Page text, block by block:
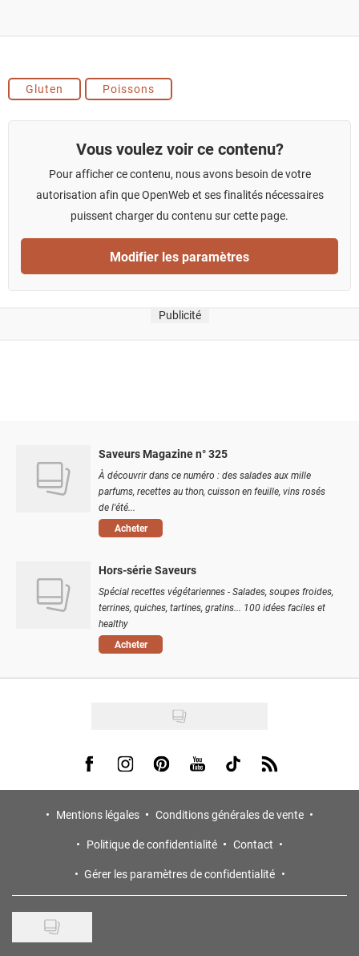
Gluten Poissons
Vous voulez voir ce contenu?
Pour afficher ce contenu, nous avons besoin de votre
autorisation afin que OpenWeb et ses finalités nécessaires
puissent charger du contenu sur cette page.
Modifier les paramètres
Publicité
Saveurs Magazine n° 325
À découvrir dans ce numéro : des salades aux mille
parfums, recettes au thon, cuisson en feuille, vins rosés
de l'été...
Acheter
Hors-série Saveurs
Spécial recettes végétariennes - Salades, soupes froides,
terrines, quiches, tartines, gratins... 100 idées faciles et
healthy
Acheter
Visit us on Facebook
Visit us on Instagram
Visit us on Pinterest
Visit us on Youtube
Visit us on Tiktok
Visit us on Rss
Mentions légales
Conditions générales de vente
Politique de confidentialité
Contact
Gérer les paramètres de confidentialité